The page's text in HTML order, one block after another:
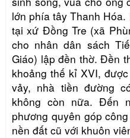
lớn phía tây Thanh
tại xứ Đồng Tre (xã
cho nhân dân sách
Giáo) lập đền thờ. Đền
khoảng thế kỉ XVI,
vảy, nhà tiền đường
không còn nữa. Đến
phương quyên góp
nền đất cũ với khuôn